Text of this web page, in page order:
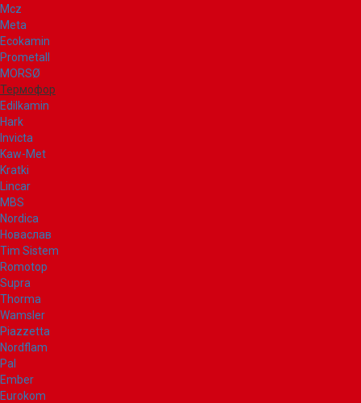
Mcz
Meta
Ecokamin
Prometall
MORSØ
Термофор
Edilkamin
Hark
Invicta
Kaw-Met
Kratki
Lincar
MBS
Nordica
Новаслав
Tim Sistem
Romotop
Supra
Thorma
Wamsler
Piazzetta
Nordflam
Pal
Ember
Eurokom